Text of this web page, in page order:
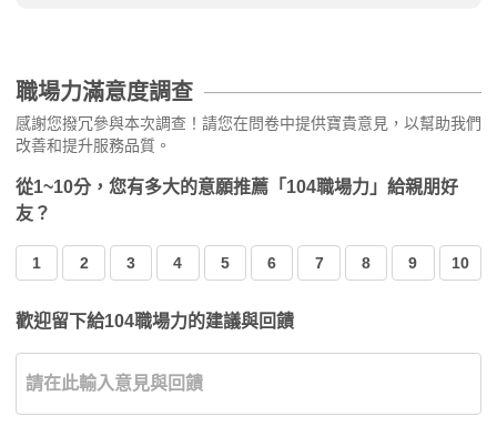
職場力滿意度調查
感謝您撥冗參與本次調查！請您在問卷中提供寶貴意見，以幫助我們
改善和提升服務品質。
從1~10分，您有多大的意願推薦「104職場力」給親朋好
友？
1 2 3 4 5 6 7 8 9 10
歡迎留下給104職場力的建議與回饋